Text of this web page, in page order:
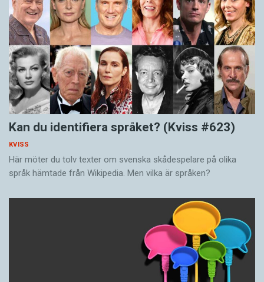
Kan du identifiera språket? (Kviss #623)
KVISS
Här möter du tolv texter om svenska skådespelare på olika
språk hämtade från Wikipedia. Men vilka är språken?